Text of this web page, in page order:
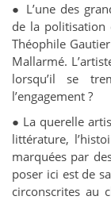
● L’une des
de la politisation
Théophile
Mallarmé.
lorsqu’il se
l’engagement ?
● La querelle
littérature,
marquées par
poser ici est de
circonscrites au